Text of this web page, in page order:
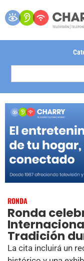
RONDA
Ronda
Tradición
La cita incluirá un